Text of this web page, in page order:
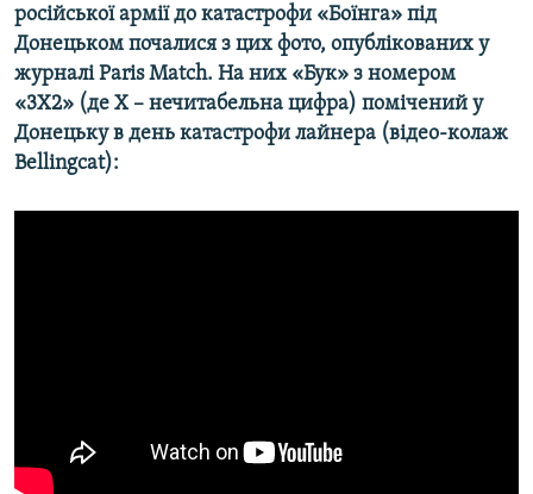
російської армії до катастрофи «Боїнга» під
Донецьком почалися з цих фото, опублікованих у
журналі Paris Match. На них «Бук» з номером
«3X2» (де Х – нечитабельна цифра) помічений у
Донецьку в день катастрофи лайнера (відео-колаж
Bellingcat):